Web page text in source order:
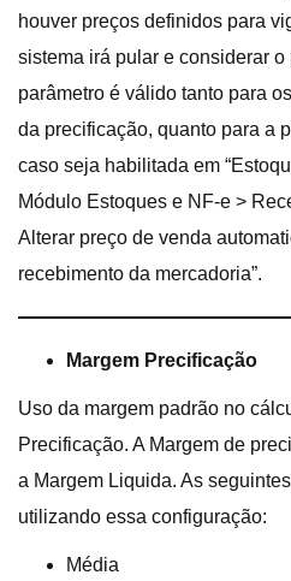
houver preços definidos para
sistema irá pular e considerar
parâmetro é válido tanto para
da precificação, quanto para a
caso seja habilitada em
Módulo Estoques e NF-e >
Alterar preço de venda
recebimento da mercadoria”.
Margem Precificação
Uso da margem padrão no
Precificação. A Margem de
a Margem Liquida. As
utilizando essa configuração:
Média